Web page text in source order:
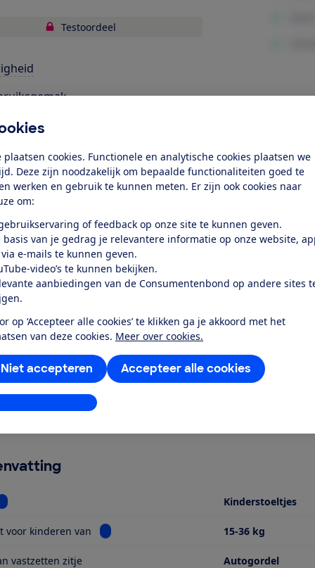
plaatsen cookies. Functionele en analytische cookies plaatsen we
Deze zijn noodzakelijk om bepaalde functionaliteiten goed te
werken en gebruik te kunnen meten. Er zijn ook cookies naar
om:
of feedback op onze site te kunnen geven.
basis van je gedrag je relevantere informatie op onze website,
e-mails te kunnen geven.
video’s te kunnen bekijken.
aanbiedingen van de Consumentenbond op andere sites
op ‘Accepteer alle cookies’ te klikken ga je akkoord met het
van deze cookies. Meer over cookies.
Accepteer alle cookies
Niet accepteren
aanpassen
Testoordeel
toegang tot deze test?
Al lid? Log in
dit product
door de Consumentenbond
en goed scorend zitje voor kinderen van ongeveer 4
worden door de hoofdsteun van de auto te
informatie voor Soort Kinderstoeltjes
voor kinderen van Bekijk informatie voor Geschikt voor
15-36 kg
vastzetten zitje Autogordel